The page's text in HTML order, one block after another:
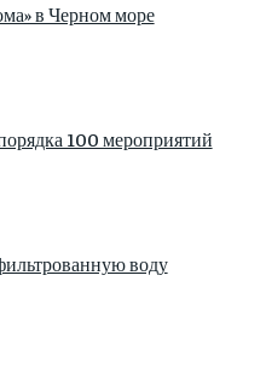
в Черном море
100 мероприятий
воду